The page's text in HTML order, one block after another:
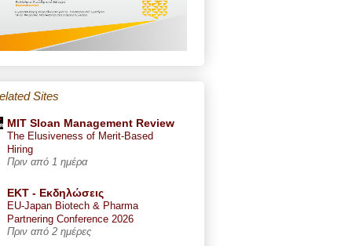
Sites
MIT Sloan Management Review
The Elusiveness of Merit-Based
Hiring
Πριν από 1 ημέρα
ΕΚΤ - Εκδηλώσεις
EU-Japan Biotech & Pharma
Partnering Conference 2026
Πριν από 2 ημέρες